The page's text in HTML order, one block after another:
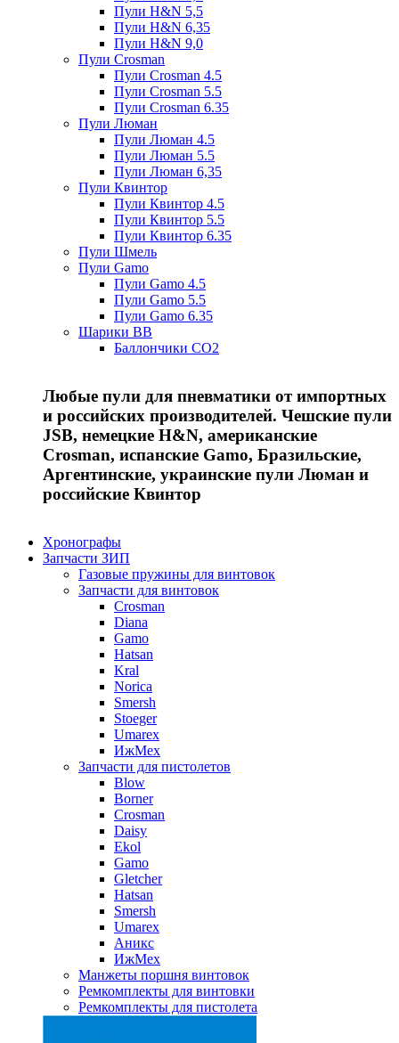
Пули H&N 5,5
Пули H&N 6,35
Пули H&N 9,0
Пули Crosman
Пули Crosman 4.5
Пули Crosman 5.5
Пули Crosman 6.35
Пули Люман
Пули Люман 4.5
Пули Люман 5.5
Пули Люман 6,35
Пули Квинтор
Пули Квинтор 4.5
Пули Квинтор 5.5
Пули Квинтор 6.35
Пули Шмель
Пули Gamo
Пули Gamo 4.5
Пули Gamo 5.5
Пули Gamo 6.35
Шарики BB
Баллончики CO2
Любые пули для пневматики от импортных
и российских производителей. Чешские пули
JSB, немецкие H&N, американские
Crosman, испанские Gamo, Бразильские,
Аргентинские, украинские пули Люман и
российские Квинтор
Хронографы
Запчасти ЗИП
Газовые пружины для винтовок
Запчасти для винтовок
Crosman
Diana
Gamo
Hatsan
Kral
Norica
Smersh
Stoeger
Umarex
ИжМех
Запчасти для пистолетов
Blow
Borner
Crosman
Daisy
Ekol
Gamo
Gletcher
Hatsan
Smersh
Umarex
Аникс
ИжМех
Манжеты поршня винтовок
Ремкомплекты для винтовки
Ремкомплекты для пистолета